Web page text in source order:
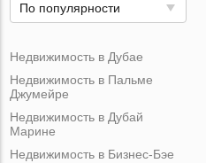
По популярности
Недвижимость в Дубае
Недвижимость в Пальме
Джумейре
Недвижимость в Дубай
Марине
Недвижимость в Бизнес-Бэе